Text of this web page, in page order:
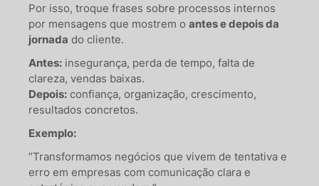
Por isso, troque frases sobre processos internos
por mensagens que mostrem o antes e depois da
jornada do cliente.
Antes: insegurança, perda de tempo, falta de
clareza, vendas baixas.
Depois: confiança, organização, crescimento,
resultados concretos.
Exemplo:
“Transformamos negócios que vivem de tentativa e
erro em empresas com comunicação clara e